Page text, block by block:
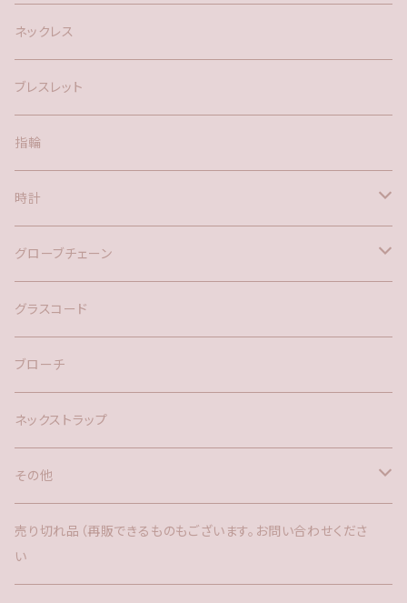
silver925
アメリカン
ポスト
ネックレス
ブレスレット
指輪
時計
バックチャーム
ネックレス
グローブチェーン
バックチャーム
グラスコード
ブローチ
ネックストラップ
その他
バックチャーム
時計
サンキャッチャー
売り切れ品（再販できるものもございます。お問い合わせくださ
い